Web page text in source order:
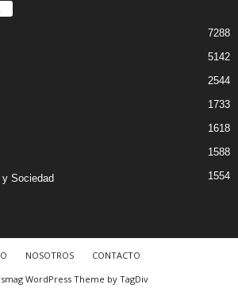
7288
5142
2544
1733
1618
1588
y Sociedad 1554
NOSOTROS
CONTACTO
WordPress Theme by TagDiv